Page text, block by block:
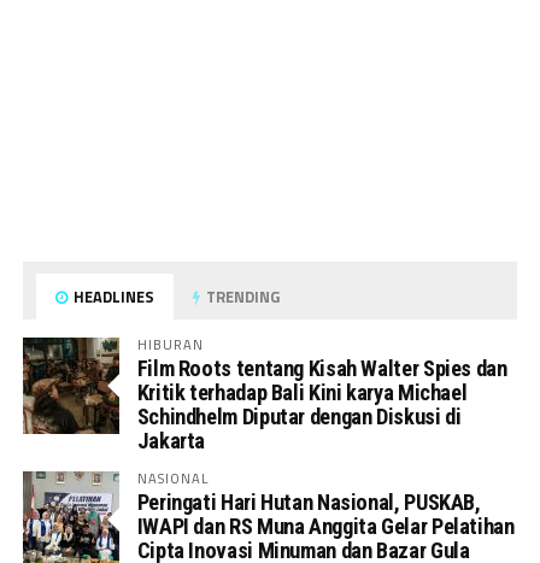
HEADLINES TRENDING
HIBURAN
Film Roots tentang Kisah Walter Spies dan
Kritik terhadap Bali Kini karya Michael
Schindhelm Diputar dengan Diskusi di
Jakarta
NASIONAL
Peringati Hari Hutan Nasional, PUSKAB,
IWAPI dan RS Muna Anggita Gelar Pelatihan
Cipta Inovasi Minuman dan Bazar Gula